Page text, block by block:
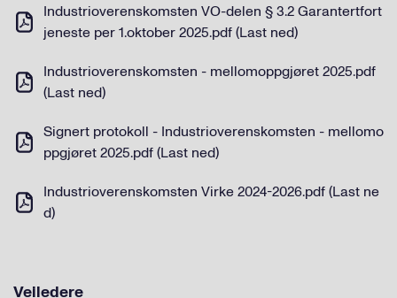
Industrioverenskomsten VO-delen § 3.2 Garantertfort
jeneste per 1.oktober 2025.pdf (Last ned)
Industrioverenskomsten - mellomoppgjøret 2025.pdf
(Last ned)
Signert protokoll - Industrioverenskomsten - mellomo
ppgjøret 2025.pdf (Last ned)
Industrioverenskomsten Virke 2024-2026.pdf (Last ne
d)
Veiledere